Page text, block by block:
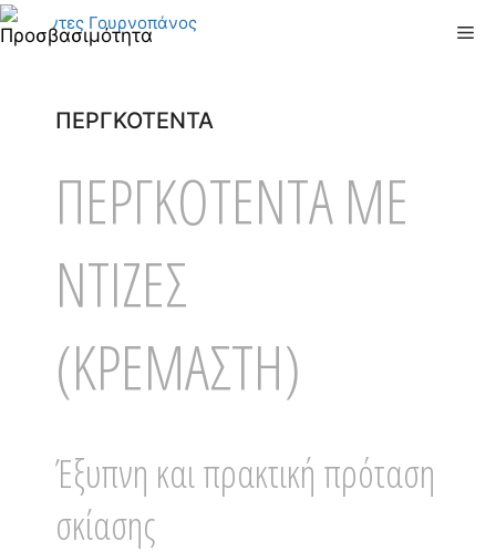
Μετάβαση
σε
ΠΕΡΓΚΟΤΕΝΤΑ
ΠΕΡΓΚΟΤΕΝΤΑ ΜΕ
ΝΤΙΖΕΣ
(ΚΡΕΜΑΣΤΗ)
Έξυπνη και πρακτική πρόταση
σκίασης